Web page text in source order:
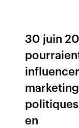
30 juin
en